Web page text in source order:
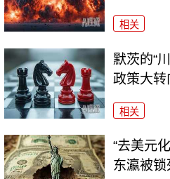
相关
默茨的“
政策大转
相关
“去美元
东瀛被锁